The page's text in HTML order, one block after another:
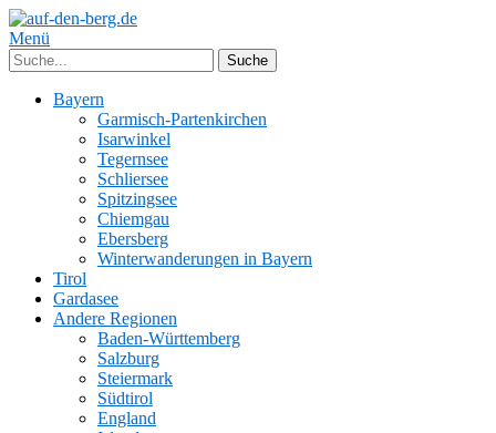
Menü
Bayern
Garmisch-Partenkirchen
Isarwinkel
Tegernsee
Schliersee
Spitzingsee
Chiemgau
Ebersberg
Winterwanderungen in Bayern
Tirol
Gardasee
Andere Regionen
Baden-Württemberg
Salzburg
Steiermark
Südtirol
England